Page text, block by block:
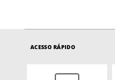
ACESSO RÁPIDO